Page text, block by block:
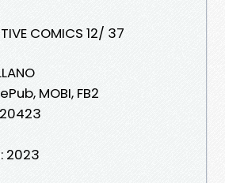
COMICS 12/ 37
MOBI, FB2
2023